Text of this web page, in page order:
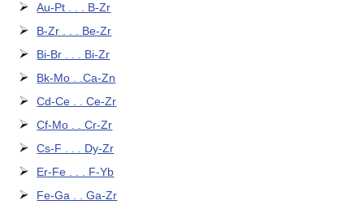
Au-Pt . . . B-Zr
B-Zr . . . Be-Zr
Bi-Br . . . Bi-Zr
Bk-Mo . .Ca-Zn
Cd-Ce . . Ce-Zr
Cf-Mo . . Cr-Zr
Cs-F . . . Dy-Zr
Er-Fe . . . F-Yb
Fe-Ga . . Ga-Zr